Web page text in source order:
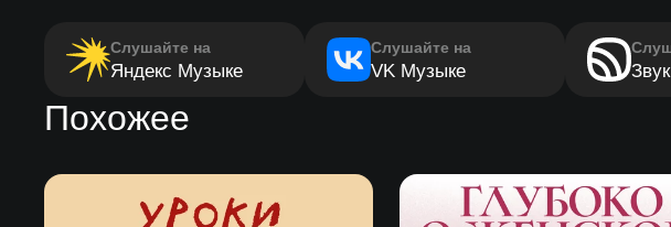
Слушайте на
Яндекс Музыке
Слушайте на
VK Музыке Звук
Похожее